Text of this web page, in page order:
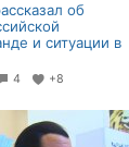
об
и ситуации в
4 +8